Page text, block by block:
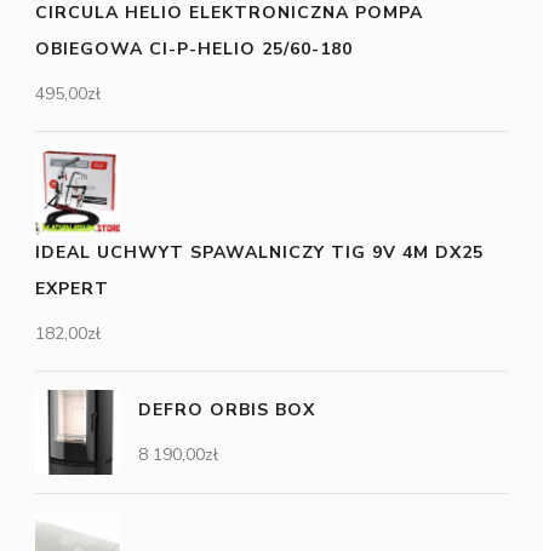
CIRCULA HELIO ELEKTRONICZNA POMPA
OBIEGOWA CI-P-HELIO 25/60-180
495,00zł
IDEAL UCHWYT SPAWALNICZY TIG 9V 4M DX25
EXPERT
182,00zł
DEFRO ORBIS BOX
8 190,00zł